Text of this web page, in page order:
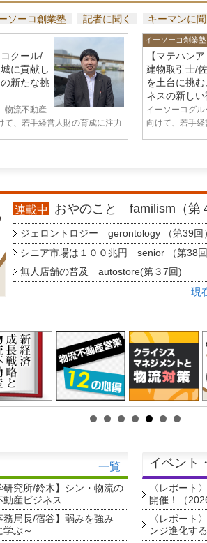
ソーコ創業塾 記者に聞く キーマンに
コクール/
に貢献し
新たな挑
物流不動産
て、若手経営人財の育成に注力
イーソーコ創業塾
【マテハン
建物取引士/
を土台に挑
ネスの新し
イーソーコグ
向けて、若手
連載中 おやのこと familism（第
ジェロントロジー gerontology （第39回
シニア市場は１００兆円 senior （第38
無人店舗の普及 autostore(第３7回)
現
一覧
研究所/鈴木】シン・物流の
産ビジネス
務局長/宿谷】弱みを強み
ぶ～
イベント
〈レポート
開催！（
〈レポート
ンジ進化す